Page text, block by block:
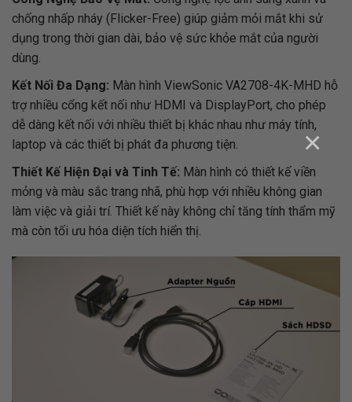
×
chống nhấp nháy (Flicker-Free) giúp giảm mỏi mắt khi sử
dụng trong thời gian dài, bảo vệ sức khỏe mắt của người
dùng.
Kết Nối Đa Dạng: Màn hình ViewSonic VA2708-4K-MHD hỗ
trợ nhiều cổng kết nối như HDMI và DisplayPort, cho phép
dễ dàng kết nối với nhiều thiết bị khác nhau như máy tính,
laptop và các thiết bị phát đa phương tiện.
Thiết Kế Hiện Đại và Tinh Tế: Màn hình có thiết kế viền
mỏng và màu sắc trang nhã, phù hợp với nhiều không gian
làm việc và giải trí. Thiết kế này không chỉ tăng tính thẩm mỹ
mà còn tối ưu hóa diện tích hiển thị.